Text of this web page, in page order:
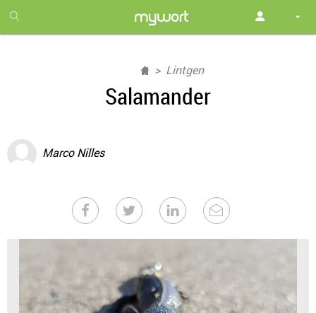
month
free
Lintgen
Salamander
Marco Nilles